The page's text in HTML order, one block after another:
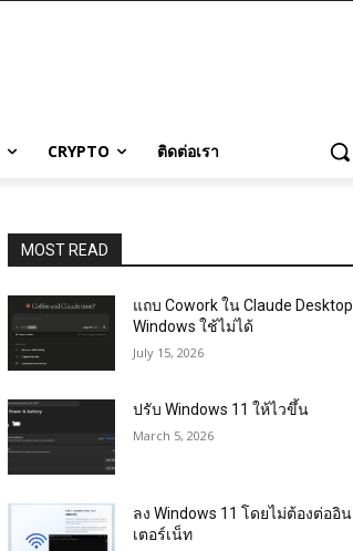
CRYPTO ติดต่อเรา
MOST READ
แถบ Cowork ใน Claude Desktop
Windows ใช้ไม่ได้
July 15, 2026
ปรับ Windows 11 ให้ไวขึ้น
March 5, 2026
ลง Windows 11 โดยไม่ต้องต่ออิน
เตอร์เน็ท